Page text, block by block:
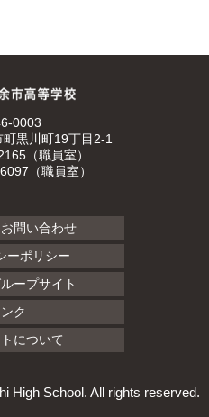
0003
黒川町19丁目2-1
（職員室）
（職員室）
問い合わせ
ーポリシー
ープサイト
ク
について
High School. All rights reserved.